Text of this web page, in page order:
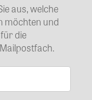
aus, welche
möchten und
die